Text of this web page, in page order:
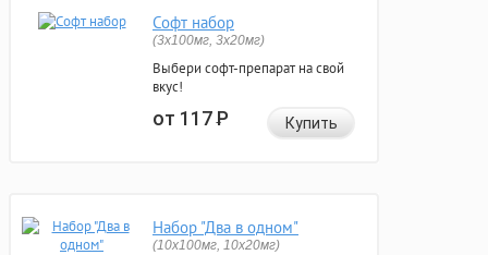
Софт набор
(3x100мг, 3x20мг)
Выбери софт-препарат на свой
вкус!
от 117Р Купить
Набор "Два в одном"
(10x100мг, 10x20мг)